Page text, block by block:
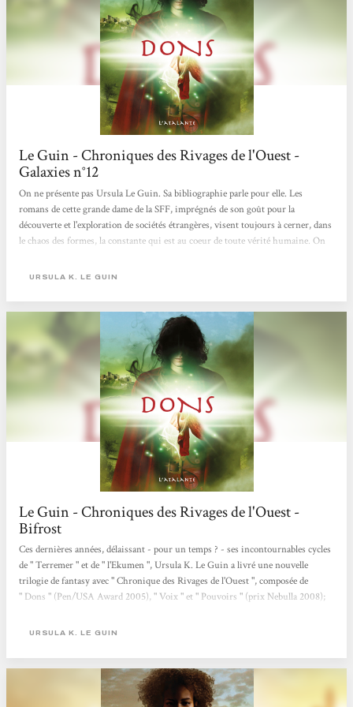
Le Guin - Chroniques des Rivages de l'Ouest -
Galaxies n°12
On ne présente pas Ursula Le Guin. Sa bibliographie parle pour elle. Les
romans de cette grande dame de la SFF, imprégnés de son goût pour la
découverte et l'exploration de sociétés étrangères, visent toujours à cerner, dans
le chaos des formes, la constante qui est au coeur de toute vérité humaine. On
comme dans le vrai monde, sont liés par le besoin de croire aux fictions qu'ils se
les couleurs du monde de Terremer,...
URSULA K. LE GUIN
Le Guin - Chroniques des Rivages de l'Ouest -
Bifrost
Ces dernières années, délaissant - pour un temps ? - ses incontournables cycles
de " Terremer " et de " l'Ekumen ", Ursula K. Le Guin a livré une nouvelle
trilogie de fantasy avec " Chronique des Rivages de l'Ouest ", composée de
" Dons " (Pen/USA Award 2005), " Voix " et " Pouvoirs " (prix Nebulla 2008);
rajoute le prix Locus ô combien mérité remporté par l'excellentissime Lavinia,
URSULA K. LE GUIN